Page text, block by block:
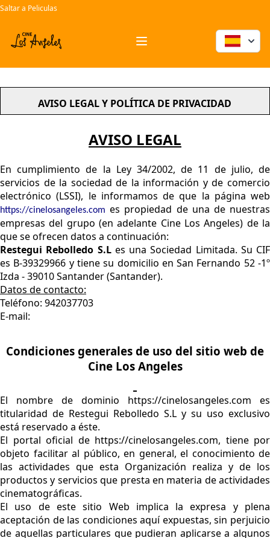
Saltar a Peliculas
Workflow
Open menu
AVISO LEGAL Y POLÍTICA DE PRIVACIDAD
AVISO LEGAL
En cumplimiento de la Ley 34/2002, de 11 de julio, de
servicios de la sociedad de la información y de comercio
electrónico (LSSI), le informamos de que la página web
https://cinelosangeles.com es propiedad de una de nuestras
empresas del grupo (en adelante Cine Los Angeles) de la
que se ofrecen datos a continuación:
Restegui Rebolledo S.L es una Sociedad Limitada. Su CIF
es B-39329966 y tiene su domicilio en San Fernando 52 -1º
Izda - 39010 Santander (Santander).
Datos de contacto:
Teléfono: 942037703
E-mail:
Condiciones generales de uso del sitio web de
Cine Los Angeles
El nombre de dominio https://cinelosangeles.com es
titularidad de Restegui Rebolledo S.L y su uso exclusivo
está reservado a éste.
El portal oficial de https://cinelosangeles.com, tiene por
objeto facilitar al público, en general, el conocimiento de
las actividades que esta Organización realiza y de los
productos y servicios que presta en materia de actividades
cinematográficas.
El uso de este sitio Web implica la expresa y plena
aceptación de las condiciones aquí expuestas, sin perjuicio
de aquellas particulares que pudieran aplicarse a algunos